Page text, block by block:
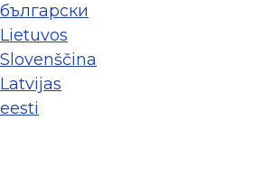
български
Lietuvos
Slovenščina
Latvijas
eesti